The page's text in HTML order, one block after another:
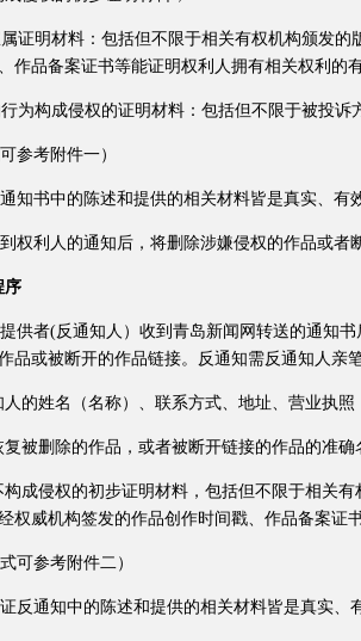
证明材料：包括但不限于相关有权机构颁发的
作品备案证书等能证明权利人拥有相关权利的
为构成侵权的证明材料：包括但不限于被投诉
参考附件一）
知书中的陈述和提供的相关材料皆是真实、有
权利人的通知后，将删除涉嫌侵权的作品或者
序
供者(反通知人）收到青岛新闻网转送的通知
品或被断开的作品链接。反通知需反通知人
的姓名（名称）、联系方式、地址、营业执
被删除的作品，或者被断开链接的作品的准确
成侵权的初步证明材料，包括但不限于相关
权威机构签发的作品创作时间戳、作品备案
可参考附件二）
反通知中的陈述和提供的相关材料皆是真实、